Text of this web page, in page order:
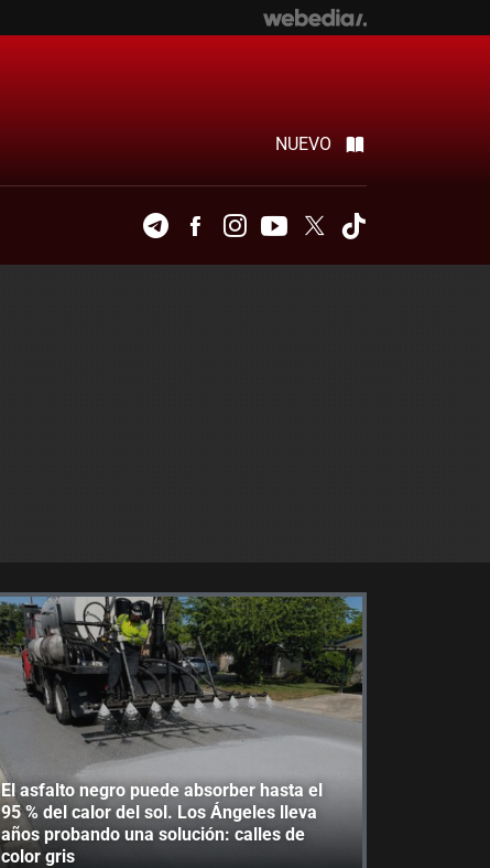
NUEVO
TelegramFacebookInstagramYoutubeTwitter
El asfalto negro puede absorber hasta el
95 % del calor del sol. Los Ángeles lleva
años probando una solución: calles de
color gris